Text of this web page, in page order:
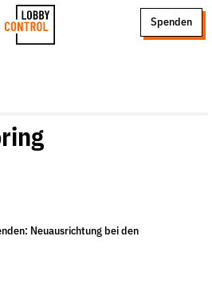
Spenden
Neuausrichtung bei den